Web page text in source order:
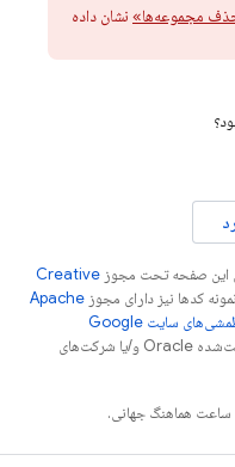
مجموعه‌ها» نشان داده
این صفحه تحت مجوز Creative
کدها نیز دارای مجوز Apache
خطمشی‌های سایت Google
مراجعه کنید. جاوا علامت تجاری ثبت‌شده Oracle و/یا شرکت‌های